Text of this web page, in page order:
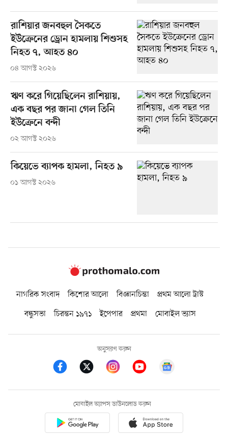
রাশিয়ার জনবহুল সৈকতে
ইউক্রেনের ড্রোন হামলায় শিশুসহ
নিহত ৭, আহত ৪০
০৪ আগস্ট ২০২৬
ঋণ করে গিয়েছিলেন রাশিয়ায়,
এক বছর পর জানা গেল তিনি
ইউক্রেনে বন্দী
০২ আগস্ট ২০২৬
কিয়েভে ব্যাপক হামলা, নিহত ৯
০১ আগস্ট ২০২৬
নাগরিক সংবাদ কিশোর আলো বিজ্ঞানচিন্তা
প্রথম আলো ট্রাস্ট
বন্ধুসভা
চিরন্তন ১৯৭১ ইপেপার প্রথমা মোবাইল ভ্যাস
অনুসরণ করুন
মোবাইল অ্যাপস ডাউনলোড করুন